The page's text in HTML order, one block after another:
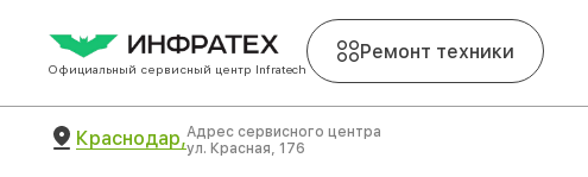
Официальный сервисный центр Infratech
Ремонт техники
Краснодар,Адрес сервисного центра
ул. Красная, 176